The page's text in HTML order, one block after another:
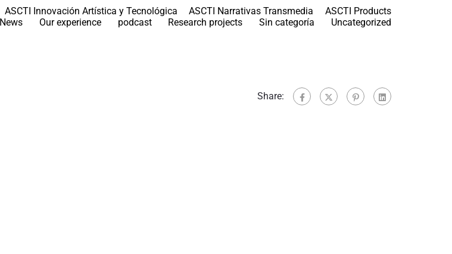
ASCTI Innovación Artística y Tecnológica ASCTI Narrativas Transmedia
ASCTI Products
News Our experience podcast Research projects Sin categoría Uncategorized
Share: